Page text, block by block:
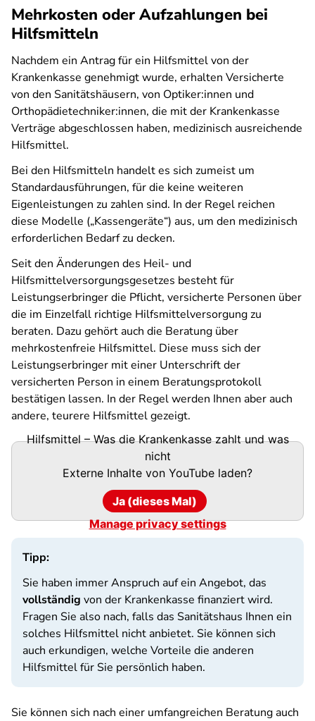
Mehrkosten oder Aufzahlungen bei
Hilfsmitteln
Nachdem ein Antrag für ein Hilfsmittel von der
Krankenkasse genehmigt wurde, erhalten Versicherte
von den Sanitätshäusern, von Optiker:innen und
Orthopädietechniker:innen, die mit der Krankenkasse
Verträge abgeschlossen haben, medizinisch ausreichende
Hilfsmittel.
Bei den Hilfsmitteln handelt es sich zumeist um
Standardausführungen, für die keine weiteren
Eigenleistungen zu zahlen sind. In der Regel reichen
diese Modelle („Kassengeräte“) aus, um den medizinisch
erforderlichen Bedarf zu decken.
Seit den Änderungen des Heil- und
Hilfsmittelversorgungsgesetzes besteht für
Leistungserbringer die Pflicht, versicherte Personen über
die im Einzelfall richtige Hilfsmittelversorgung zu
beraten. Dazu gehört auch die Beratung über
mehrkostenfreie Hilfsmittel. Diese muss sich der
Leistungserbringer mit einer Unterschrift der
versicherten Person in einem Beratungsprotokoll
bestätigen lassen. In der Regel werden Ihnen aber auch
andere, teurere Hilfsmittel gezeigt.
Hilfsmittel – Was die Krankenkasse zahlt und was
nicht
Externe Inhalte von YouTube laden?
Ja (dieses Mal)
Manage privacy settings
Tipp:
Sie haben immer Anspruch auf ein Angebot, das
vollständig von der Krankenkasse finanziert wird.
Fragen Sie also nach, falls das Sanitätshaus Ihnen ein
solches Hilfsmittel nicht anbietet. Sie können sich
auch erkundigen, welche Vorteile die anderen
Hilfsmittel für Sie persönlich haben.
Sie können sich nach einer umfangreichen Beratung auch